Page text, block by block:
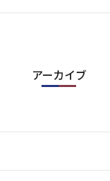
アーカイブ